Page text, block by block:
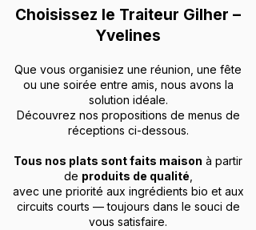
Choisissez le Traiteur Gilher –
Yvelines
Que vous organisiez une réunion, une fête
ou une soirée entre amis, nous avons la
solution idéale.
Découvrez nos propositions de menus de
réceptions ci-dessous.
Tous nos plats sont faits maison à partir
de produits de qualité,
avec une priorité aux ingrédients bio et aux
circuits courts — toujours dans le souci de
vous satisfaire.